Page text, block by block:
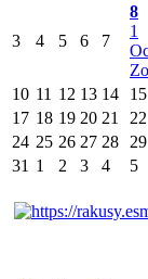
3 4 5 6 7
8
1
10 11 12 13 14 15
17 18 19 20 21 22
24 25 26 27 28 29
31 1 2 3 4 5